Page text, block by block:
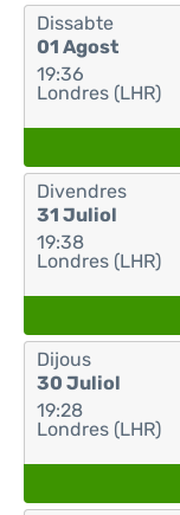
Dissabte
01 Agost
19:36
Londres (LHR)
Divendres
31 Juliol
19:38
Londres (LHR)
Dijous
30 Juliol
19:28
Londres (LHR)